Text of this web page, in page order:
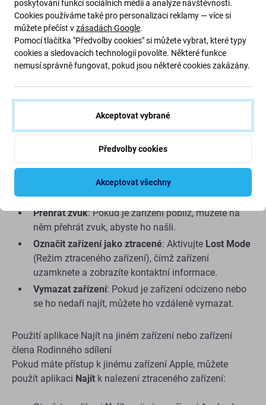
Pokud chcete najít své ztracené zařízení, můžete to udělat
prostřednictvím webové stránky
jakémkoli zařízení nebo počítači:
Přejděte na stránku iCloud.com/find
Přihlaste se pomocí svéhoApple IDa hesla.
Po přihlášení se vám zobrazí mapa s polohou vašich
Vyberte zařízení, které chcete najít, a klikněte na
zelenou tečku na mapě.
Přehrát zvuk: Pokud je zařízení poblíž, můžete na
něm přehrát zvuk, abyste ho našli.
Označit zařízení jako ztracené: Aktivujte Lost Mode
(Režim ztraceného zařízení), čímž zařízení
uzamknete a zobrazíte kontaktní informace.
Vymazat zařízení: Pokud je zařízení odcizeno nebo
se ho nedaří najít, můžete ho vzdáleně vymazat.
Použití aplikace Najít na jiném zařízení nebo zařízení
člena Rodinného sdílení
Pokud máte přístup k jinému zařízení Apple, můžete
použít aplikaci Najít k nalezení ztraceného zařízení:
poskytování funkcí sociálních médií a analýze návštěvnosti.
Cookies používáme také pro personalizaci reklamy — více si
můžete přečíst vzásadách Google.
Pomocí tlačítka "Předvolby cookies" si můžete vybrat, které typy
cookies a sledovacích technologií povolíte. Některé funkce
nemusí správně fungovat, pokud jsou některé cookies zakázány.
Akceptovat vybrané
Předvolby cookies
Akceptovat všechny